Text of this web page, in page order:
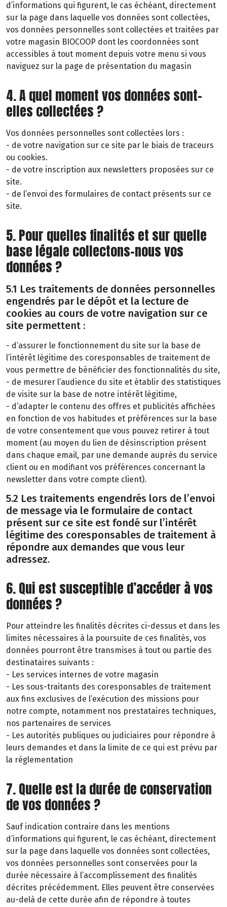
d’informations qui figurent, le cas échéant, directement
sur la page dans laquelle vos données sont collectées,
vos données personnelles sont collectées et traitées par
votre magasin BIOCOOP dont les coordonnées sont
accessibles à tout moment depuis votre menu si vous
naviguez sur la page de présentation du magasin
4. A quel moment vos données sont-
elles collectées ?
Vos données personnelles sont collectées lors :
- de votre navigation sur ce site par le biais de traceurs
ou cookies.
- de votre inscription aux newsletters proposées sur ce
site.
- de l’envoi des formulaires de contact présents sur ce
site.
5. Pour quelles finalités et sur quelle
base légale collectons-nous vos
données ?
5.1 Les traitements de données personnelles
engendrés par le dépôt et la lecture de
cookies au cours de votre navigation sur ce
site permettent :
- d’assurer le fonctionnement du site sur la base de
l’intérêt légitime des coresponsables de traitement de
vous permettre de bénéficier des fonctionnalités du site,
- de mesurer l’audience du site et établir des statistiques
de visite sur la base de notre intérêt légitime,
- d’adapter le contenu des offres et publicités affichées
en fonction de vos habitudes et préférences sur la base
de votre consentement que vous pouvez retirer à tout
moment (au moyen du lien de désinscription présent
dans chaque email, par une demande auprès du service
client ou en modifiant vos préférences concernant la
newsletter dans votre compte client).
5.2 Les traitements engendrés lors de l’envoi
de message via le formulaire de contact
présent sur ce site est fondé sur l’intérêt
légitime des coresponsables de traitement à
répondre aux demandes que vous leur
adressez.
6. Qui est susceptible d’accéder à vos
données ?
Pour atteindre les finalités décrites ci-dessus et dans les
limites nécessaires à la poursuite de ces finalités, vos
données pourront être transmises à tout ou partie des
destinataires suivants :
- Les services internes de votre magasin
- Les sous-traitants des coresponsables de traitement
aux fins exclusives de l’exécution des missions pour
notre compte, notamment nos prestataires techniques,
nos partenaires de services
- Les autorités publiques ou judiciaires pour répondre à
leurs demandes et dans la limite de ce qui est prévu par
la réglementation
7. Quelle est la durée de conservation
de vos données ?
Sauf indication contraire dans les mentions
d’informations qui figurent, le cas échéant, directement
sur la page dans laquelle vos données sont collectées,
vos données personnelles sont conservées pour la
durée nécessaire à l’accomplissement des finalités
décrites précédemment. Elles peuvent être conservées
au-delà de cette durée afin de répondre à toutes